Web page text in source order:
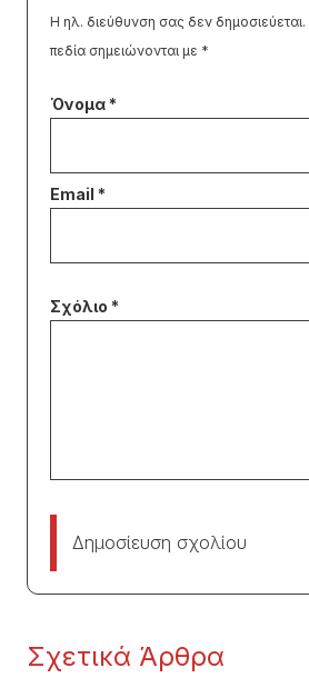
Η ηλ. διεύθυνση σας δεν δημοσιεύεται.
πεδία σημειώνονται με *
Δημοσίευση σχολίου
Σχετικά Άρθρα